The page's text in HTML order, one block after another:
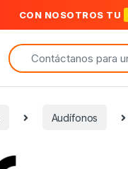
CON NOSOTROS TU
Search for:
Audífonos